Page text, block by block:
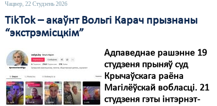
Чацвер, 22 Студзень 2026
TikTok – акаўнт Вольгі Карач прызнаны
“экстрэмісцкім”
Адпаведнае рашэнне 19
студзеня прыняў суд
Крычаўскага раёна
Магілёўскай вобласці. 21
студзеня гэты інтэрнэт-
Безбар'ернае асяродзьдзе
Выбары
Грамадзянскія ініцыятывы
Дзяржава
Дыскрымінацыя
Кантакт
Пра нас
RSS